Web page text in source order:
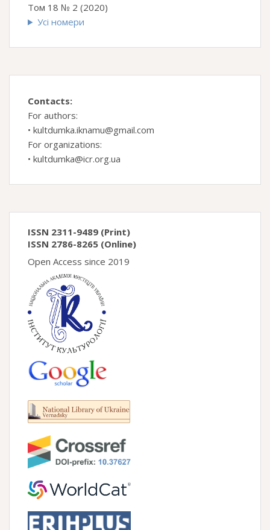
Том 18 № 2 (2020)
Усі номери
Contacts:
For authors:
• kultdumka.iknamu@gmail.com
For organizations:
• kultdumka@icr.org.ua
ISSN 2311-9489 (Print)
ISSN 2786-8265 (Online)
Open Access since 2019